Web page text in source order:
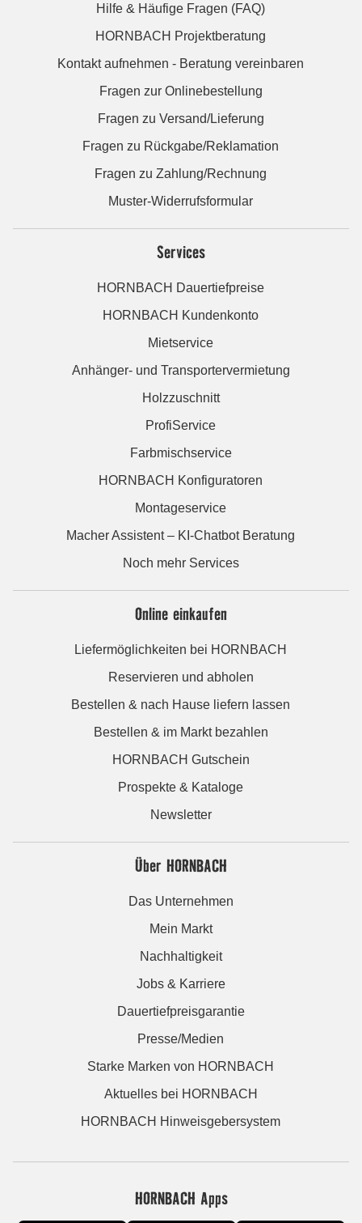
Hilfe & Häufige Fragen (FAQ)
HORNBACH Projektberatung
Kontakt aufnehmen - Beratung vereinbaren
Fragen zur Onlinebestellung
Fragen zu Versand/Lieferung
Fragen zu Rückgabe/Reklamation
Fragen zu Zahlung/Rechnung
Muster-Widerrufsformular
Services
HORNBACH Dauertiefpreise
HORNBACH Kundenkonto
Mietservice
Anhänger- und Transportervermietung
Holzzuschnitt
ProfiService
Farbmischservice
HORNBACH Konfiguratoren
Montageservice
Macher Assistent – KI-Chatbot Beratung
Noch mehr Services
Online einkaufen
Liefermöglichkeiten bei HORNBACH
Reservieren und abholen
Bestellen & nach Hause liefern lassen
Bestellen & im Markt bezahlen
HORNBACH Gutschein
Prospekte & Kataloge
Newsletter
Über HORNBACH
Das Unternehmen
Mein Markt
Nachhaltigkeit
Jobs & Karriere
Dauertiefpreisgarantie
Presse/Medien
Starke Marken von HORNBACH
Aktuelles bei HORNBACH
HORNBACH Hinweisgebersystem
HORNBACH Apps